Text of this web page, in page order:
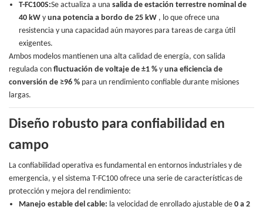
T-FC100S:Se actualiza a una salida de estación terrestre nominal de
40 kWy una potencia a bordo de 25 kW, lo que ofrece una
resistencia y una capacidad aún mayores para tareas de carga útil
exigentes.
Ambos modelos mantienen una alta calidad de energía, con salida
regulada con fluctuación de voltaje de ±1 % y una eficiencia de
conversión de ≥96 % para un rendimiento confiable durante misiones
largas.
Diseño robusto para confiabilidad en
campo
La confiabilidad operativa es fundamental en entornos industriales y de
emergencia, y el sistema T-FC100 ofrece una serie de características de
protección y mejora del rendimiento:
Manejo estable del cable: la velocidad de enrollado ajustable de 0 a 2